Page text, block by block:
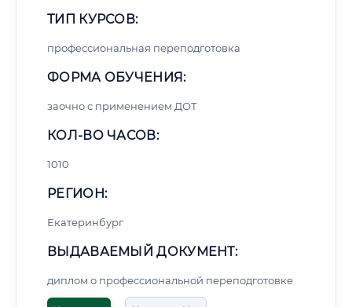
ТИП КУРСОВ:
профессиональная переподготовка
ФОРМА ОБУЧЕНИЯ:
заочно с применением ДОТ
КОЛ-ВО ЧАСОВ:
1010
РЕГИОН:
Екатеринбург
ВЫДАВАЕМЫЙ ДОКУМЕНТ:
диплом о профессиональной переподготовке